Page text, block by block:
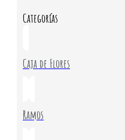
Categorías
Caja de Flores
Ramos